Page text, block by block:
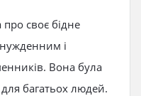
своє бідне
і
Вона була
багатьох людей.